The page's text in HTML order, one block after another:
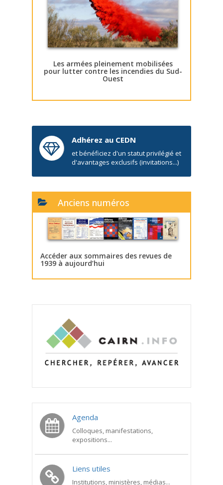
Les armées pleinement mobilisées
pour lutter contre les incendies du Sud-
Ouest
Adhérez au CEDN
et bénéficiez d'un statut privilégié et
d'avantages exclusifs (invitations...)
Anciens numéros
Accéder aux sommaires des revues de
1939 à aujourd’hui
Agenda
Colloques, manifestations,
expositions...
Liens utiles
Institutions, ministères, médias...